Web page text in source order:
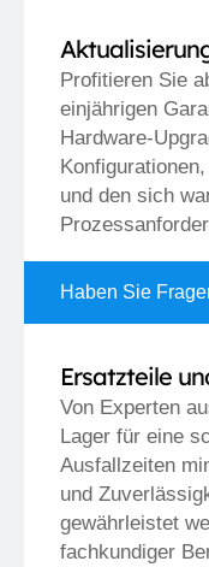
Profitieren Sie
einjährigen
Hardware-
und den sich
Haben Sie
Ersatzteile
Von Experten
Lager für eine
Ausfallzeiten
und
gewährleistet
fachkundiger